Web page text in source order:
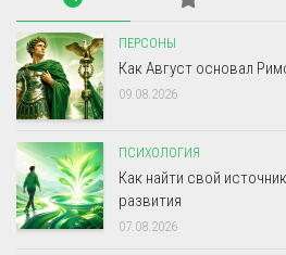
ПЕРСОНЫ
Как Август основал
09.08.2026
ПСИХОЛОГИЯ
Как найти свой
развития
07.08.2026